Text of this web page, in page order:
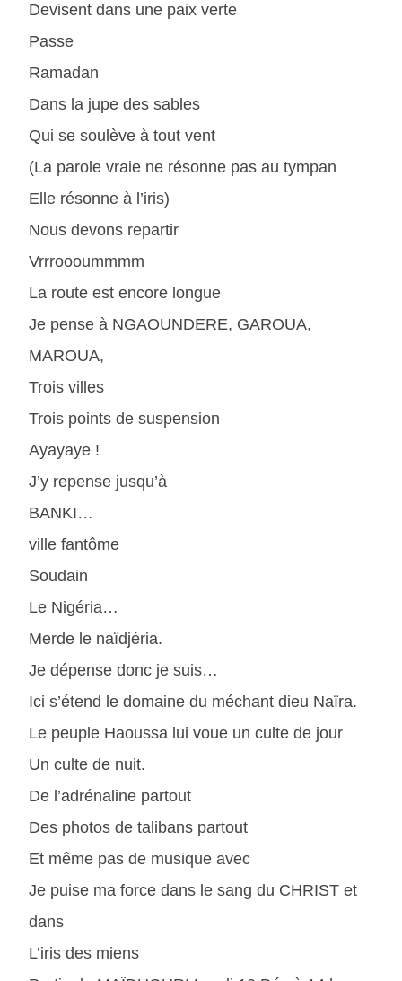
Devisent dans une paix verte
Passe
Ramadan
Dans la jupe des sables
Qui se soulève à tout vent
(La parole vraie ne résonne pas au tympan
Elle résonne à l’iris)
Nous devons repartir
Vrrroooummmm
La route est encore longue
Je pense à NGAOUNDERE, GAROUA,
MAROUA,
Trois villes
Trois points de suspension
Ayayaye !
J’y repense jusqu’à
BANKI…
ville fantôme
Soudain
Le Nigéria…
Merde le naïdjéria.
Je dépense donc je suis…
Ici s’étend le domaine du méchant dieu Naïra.
Le peuple Haoussa lui voue un culte de jour
Un culte de nuit.
De l’adrénaline partout
Des photos de talibans partout
Et même pas de musique avec
Je puise ma force dans le sang du CHRIST et
dans
L’iris des miens